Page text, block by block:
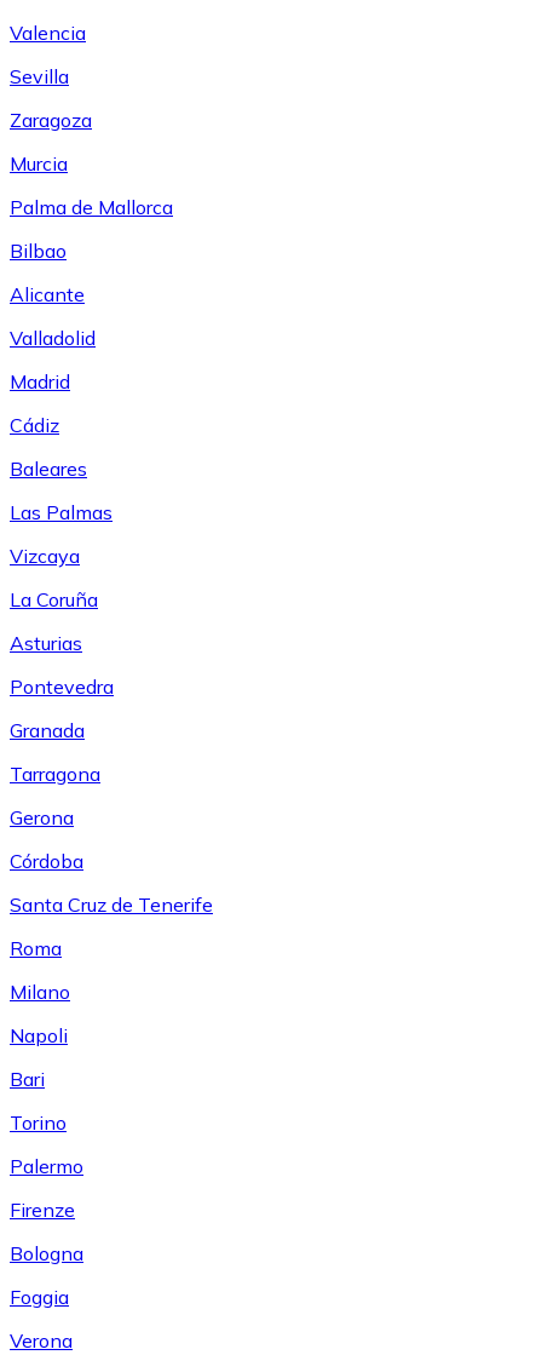
Valencia
Sevilla
Zaragoza
Murcia
Palma de Mallorca
Bilbao
Alicante
Valladolid
Madrid
Cádiz
Baleares
Las Palmas
Vizcaya
La Coruña
Asturias
Pontevedra
Granada
Tarragona
Gerona
Córdoba
Santa Cruz de Tenerife
Roma
Milano
Napoli
Bari
Torino
Palermo
Firenze
Bologna
Foggia
Verona